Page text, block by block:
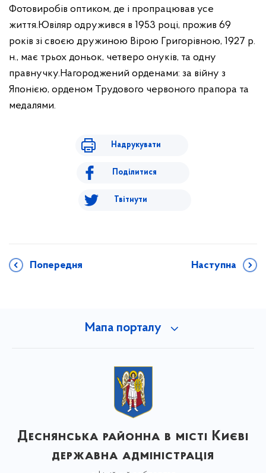
Фотовиробів оптиком, де і пропрацював усе
життя.Ювіляр одружився в 1953 році, прожив 69
років зі своєю дружиною Вірою Григорівною, 1927 р.
н., має трьох доньок, четверо онуків, та одну
правнучку.Нагороджений орденами: за війну з
Японією, орденом Трудового червоного прапора та
медалями.
Надрукувати
Поділитися
Твітнути
Попередня Наступна
Мапа порталу
Деснянська районна в місті Києві
державна адміністрація